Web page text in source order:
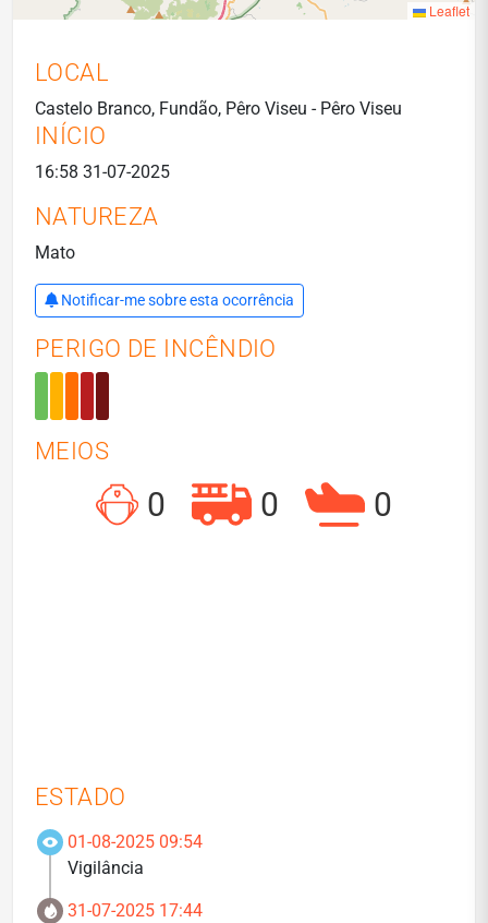
Leaflet
LOCAL
Castelo Branco, Fundão, Pêro Viseu - Pêro Viseu
INÍCIO
16:58 31-07-2025
NATUREZA
Mato
Notificar-me sobre esta ocorrência
PERIGO DE INCÊNDIO
MEIOS
0 0 0
ESTADO
01-08-2025 09:54
Vigilância
31-07-2025 17:44